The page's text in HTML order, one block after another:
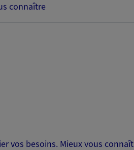
connaître
vos besoins. Mieux vous